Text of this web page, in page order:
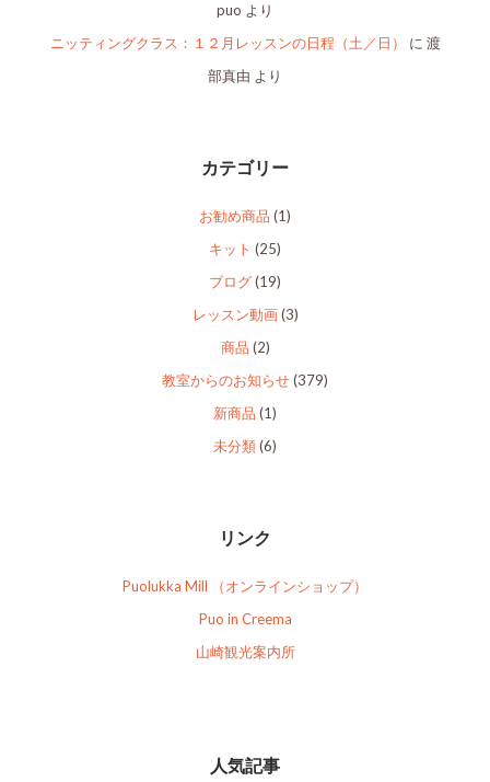
puo より
ニッティングクラス：１２月レッスンの日程（土／日）
に 渡
部真由 より
カテゴリー
お勧め商品 (1)
キット (25)
ブログ(19)
レッスン動画(3)
商品 (2)
教室からのお知らせ(379)
新商品 (1)
未分類(6)
リンク
Puolukka Mill （オンラインショップ）
Puo in Creema
山崎観光案内所
人気記事